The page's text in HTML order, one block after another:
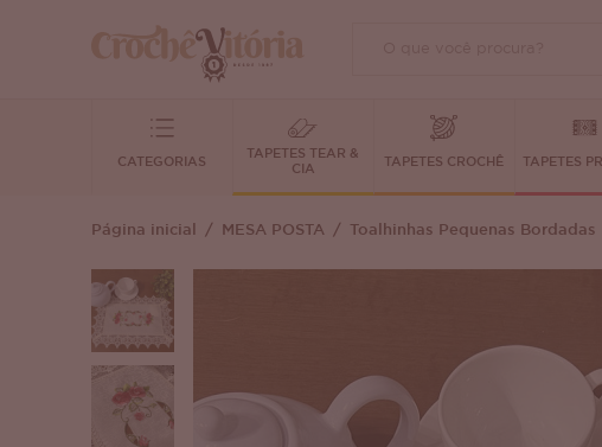
CATEGORIAS
TAPETES TEAR &
CIA
TAPETES CROCHÊ TAPETES
Página inicial MESA POSTA Toalhinhas Pequenas Bordadas